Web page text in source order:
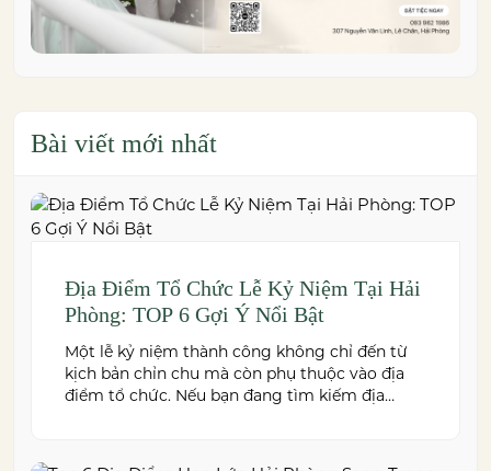
Bài viết mới nhất
Địa Điểm Tổ Chức Lễ Kỷ Niệm Tại Hải
Phòng: TOP 6 Gợi Ý Nổi Bật
Một lễ kỷ niệm thành công không chỉ đến từ
kịch bản chỉn chu mà còn phụ thuộc vào địa
điểm tổ chức. Nếu bạn đang tìm kiếm địa
ứng nhiều quy mô sự kiện, đừng […]